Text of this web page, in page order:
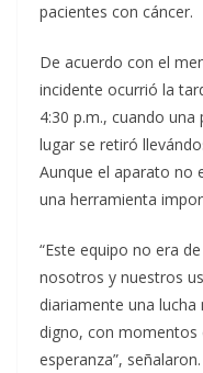
pacientes con cáncer.
De acuerdo con el
incidente ocurrió la
4:30 p.m., cuando
lugar se retiró
Aunque el aparato no
una herramienta
“Este equipo no era
nosotros y nuestros
diariamente una
digno, con
esperanza”, señalaron.